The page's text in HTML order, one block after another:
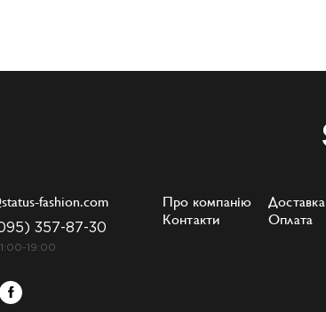
Про компанію
Контакти
Доставка
Оплата
fashion.com
357-87-30
19:00